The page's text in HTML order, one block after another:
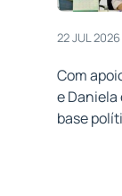
22 JUL 2026
Com
e Daniela
base